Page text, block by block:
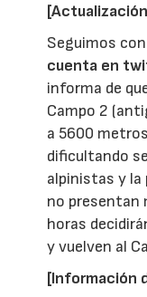
Seguimos
cuenta en
informa de
Campo 2
a 5600
dificultando
alpinistas y la
no presentan
horas
y vuelven al
[Información